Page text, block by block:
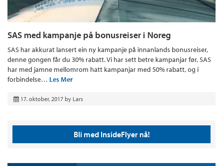
SAS med kampanje på bonusreiser i Noreg
SAS har akkurat lansert ein ny kampanje på innanlands bonusreiser,
denne gongen får du 30% rabatt. Vi har sett betre kampanjar før, SAS
har med jamne mellomrom hatt kampanjar med 50% rabatt, og i
forbindelse… Les Mer
17. oktober, 2017 by Lars
Bli med InsideFlyer nå!